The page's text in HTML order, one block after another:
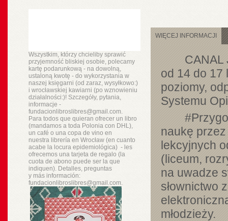
Wszystkim, którzy chcieliby sprawić
przyjemność bliskiej osobie, polecamy
kartę podarunkową - na dowolną,
ustaloną kwotę - do wykorzystania w
naszej księgarni (od zaraz, wysyłkowo:)
i wrocławskiej kawiarni (po wznowieniu
działalności:)! Szczegóły, pytania,
informacje -
fundacionlibroslibres@gmail.com.
Para todos que quieran ofrecer un libro
(mandamos a toda Polonia con DHL),
un café o una copa de vino en
nuestra libreríaen Wrocław (en cuanto
acabe la locura epidemiológica) - les
ofrecemos una tarjeta de regalo (la
cuota de abono puede ser la que
indiquen). Detalles, preguntas
y másinformación:
fundacionlibroslibres@gmail.com.
WIĘCEJ INFORMACJI
CANAL
od 14 do 17
poziomy,
Systemu
naukę
lekcyjnych
(liceum,
na uwadze
słownictwo
młodzieży.